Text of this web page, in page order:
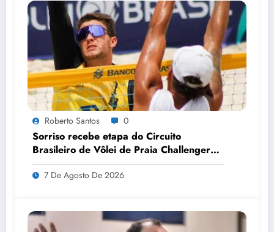
Roberto Santos 0
Sorriso recebe etapa do Circuito
Brasileiro de Vôlei de Praia Challenger
pela primeira vez
7 De Agosto De 2026